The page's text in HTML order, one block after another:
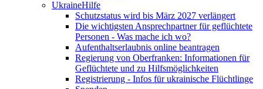
UkraineHilfe
Schutzstatus wird bis März 2027 verlängert
Die wichtigsten Ansprechpartner für geflüchtete
Personen - Was mache ich wo?
Aufenthaltserlaubnis online beantragen
Regierung von Oberfranken: Informationen für
Geflüchtete und zu Hilfsmöglichkeiten
Registrierung - Infos für ukrainische Flüchtlinge